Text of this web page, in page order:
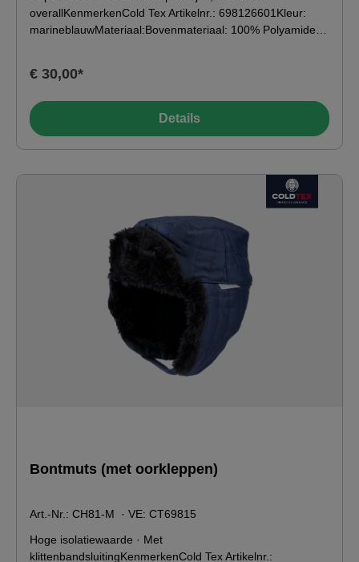
overallKenmerkenCold Tex Artikelnr.: 698126601Kleur:
marineblauwMateriaal:Bovenmateriaal: 100% Polyamide ·
€ 30,00*
Details
Bontmuts (met oorkleppen)
Art.-Nr.: CH81-M · VE: CT69815
Hoge isolatiewaarde · Met
klittenbandsluitingKenmerkenCold Tex Artikelnr.: